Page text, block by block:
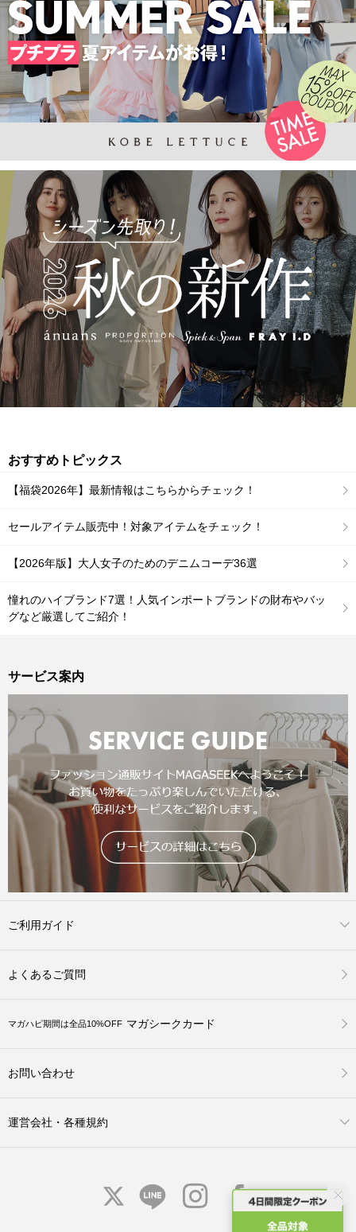
おすすめトピックス
【福袋2026年】最新情報はこちらからチェック！
セールアイテム販売中！対象アイテムをチェック！
【2026年版】大人女子のためのデニムコーデ36選
憧れのハイブランド7選！人気インポートブランドの財布やバッ
グなど厳選してご紹介！
サービス案内
ご利用ガイド
よくあるご質問
マガハピ期間は全品10%OFF マガシークカード
お問い合わせ
運営会社・各種規約